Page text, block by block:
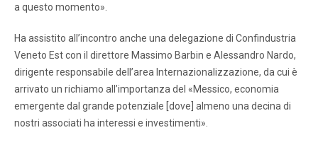
a questo momento».
Ha assistito all’incontro anche una delegazione di Confindustria
Veneto Est con il direttore Massimo Barbin e Alessandro Nardo,
dirigente responsabile dell’area Internazionalizzazione, da cui è
arrivato un richiamo all’importanza del «Messico, economia
emergente dal grande potenziale [dove] almeno una decina di
nostri associati ha interessi e investimenti».